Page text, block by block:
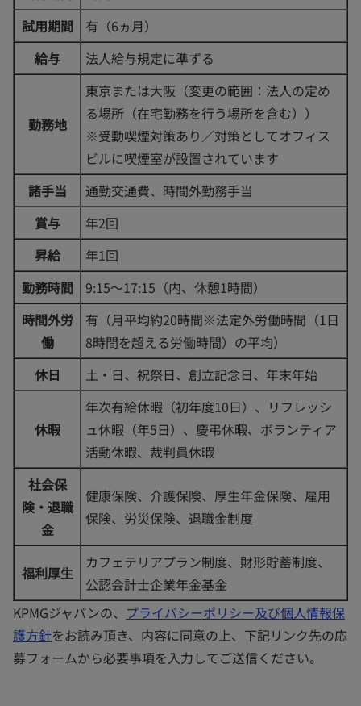
試用期間
有（6ヵ月）
給与
法人給与規定に準ずる
勤務地
東京または大阪（変更の範囲：法人の定め
る場所（在宅勤務を行う場所を含む））
※受動喫煙対策あり／対策としてオフィス
ビルに喫煙室が設置されています
諸手当
通勤交通費、時間外勤務手当
賞与
年2回
昇給
年1回
勤務時間
9:15～17:15（内、休憩1時間）
時間外労
働
有（月平均約20時間※法定外労働時間（1日
8時間を超える労働時間）の平均）
休日
土・日、祝祭日、創立記念日、年末年始
休暇
年次有給休暇（初年度10日）、リフレッシ
ュ休暇（年5日）、慶弔休暇、ボランティア
活動休暇、裁判員休暇
社会保
険・退職
金
健康保険、介護保険、厚生年金保険、雇用
保険、労災保険、退職金制度
福利厚生
カフェテリアプラン制度、財形貯蓄制度、
公認会計士企業年金基金
KPMGジャパンの、 プライバシーポリシー及び個人情報保
護方針をお読み頂き、内容に同意の上、下記リンク先の応
募フォームから必要事項を入力してご送信ください。